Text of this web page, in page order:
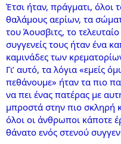
Έτσι ήταν, πράγματι, όλοι
θαλάμους αερίων, τα
του Άουσβιτς, το
συγγενείς τους ήταν ένα
καμινάδες των
Γι’ αυτό, τα λόγια «εμείς
πεθάνουμε» ήταν τα πιο
να πει ένας πατέρας με
μπροστά στην πιο σκληρή
όλοι οι άνθρωποι κάποτε
θάνατο ενός στενού